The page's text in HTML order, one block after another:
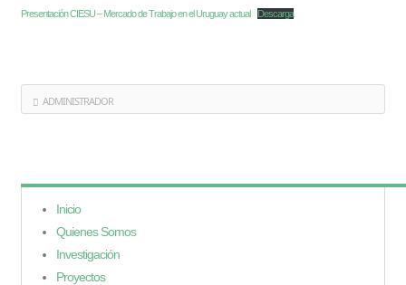
Presentación CIESU – Mercado de Trabajo en el Uruguay actual
Descarga
ADMINISTRADOR
Inicio
Quienes Somos
Investigación
Proyectos